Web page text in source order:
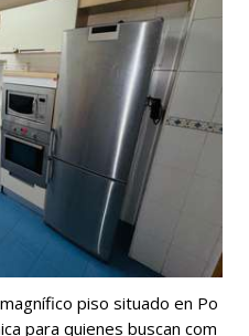
piso situado en Po
para quienes buscan com